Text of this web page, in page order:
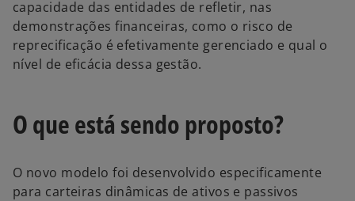
capacidade das entidades de refletir, nas
demonstrações financeiras, como o risco de
reprecificação é efetivamente gerenciado e qual o
nível de eficácia dessa gestão.
O que está sendo proposto?
O novo modelo foi desenvolvido especificamente
para carteiras dinâmicas de ativos e passivos